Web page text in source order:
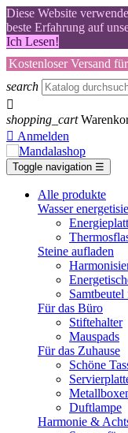
Diese Website
beste Erfahrung auf
Ich Lesen!
Kostenloser Versand
search

shopping_cart
 Anmelden
Toggle navigation ☰
Alle produkte
Wasser
Steine aufladen
Für das Büro
Stiftehalter
Mauspads
Für das Zuhause
Schöne
Duftlampe
Harmonie &